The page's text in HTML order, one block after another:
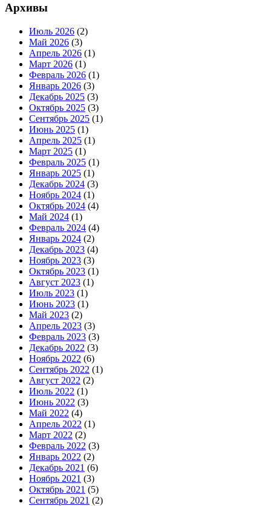
Архивы
Июль 2026 (2)
Май 2026 (3)
Апрель 2026 (1)
Март 2026 (1)
Февраль 2026 (1)
Январь 2026 (3)
Декабрь 2025 (3)
Октябрь 2025 (3)
Сентябрь 2025 (1)
Июнь 2025 (1)
Апрель 2025 (1)
Март 2025 (1)
Февраль 2025 (1)
Январь 2025 (1)
Декабрь 2024 (3)
Ноябрь 2024 (1)
Октябрь 2024 (4)
Май 2024 (1)
Февраль 2024 (4)
Январь 2024 (2)
Декабрь 2023 (4)
Ноябрь 2023 (3)
Октябрь 2023 (1)
Август 2023 (1)
Июль 2023 (1)
Июнь 2023 (1)
Май 2023 (2)
Апрель 2023 (3)
Февраль 2023 (3)
Декабрь 2022 (3)
Ноябрь 2022 (6)
Сентябрь 2022 (1)
Август 2022 (2)
Июль 2022 (1)
Июнь 2022 (3)
Май 2022 (4)
Апрель 2022 (1)
Март 2022 (2)
Февраль 2022 (3)
Январь 2022 (2)
Декабрь 2021 (6)
Ноябрь 2021 (3)
Октябрь 2021 (5)
Сентябрь 2021 (2)